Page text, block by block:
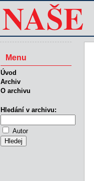
Menu
Úvod
Archiv
O archivu
Hledání v archivu:
Autor